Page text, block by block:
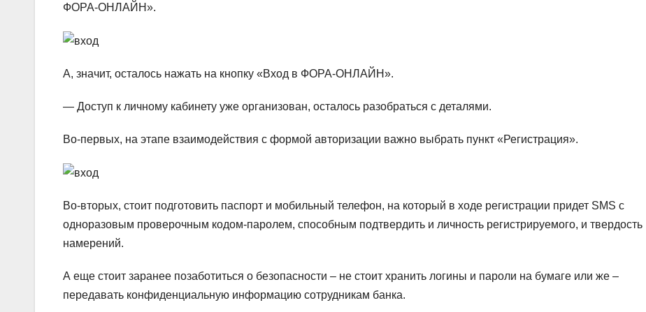
ФОРА-ОНЛАЙН».
А, значит, осталось нажать на кнопку «Вход в ФОРА-ОНЛАЙН».
— Доступ к личному кабинету уже организован, осталось разобраться с деталями.
Во-первых, на этапе взаимодействия с формой авторизации важно выбрать пункт «Регистрация».
Во-вторых, стоит подготовить паспорт и мобильный телефон, на который в ходе регистрации придет SMS с
одноразовым проверочным кодом-паролем, способным подтвердить и личность регистрируемого, и твердость
намерений.
А еще стоит заранее позаботиться о безопасности – не стоит хранить логины и пароли на бумаге или же –
передавать конфиденциальную информацию сотрудникам банка.